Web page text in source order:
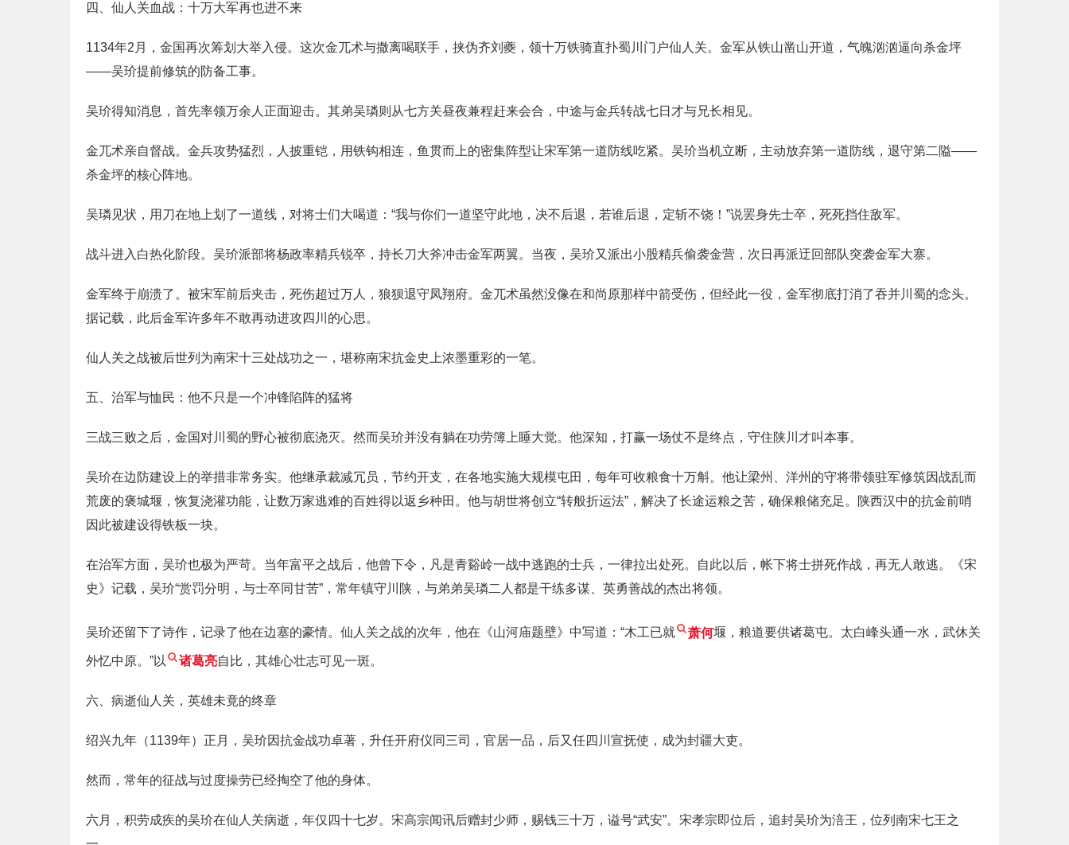
四、仙人关血战：十万大军再也进不来
1134年2月，金国再次筹划大举入侵。这次金兀术与撒离喝联手，挟伪齐刘夔，领十万铁骑直扑蜀川门户仙人关。金军从铁山凿山开道，气魄汹汹逼向杀金坪
——吴玠提前修筑的防备工事。
吴玠得知消息，首先率领万余人正面迎击。其弟吴璘则从七方关昼夜兼程赶来会合，中途与金兵转战七日才与兄长相见。
金兀术亲自督战。金兵攻势猛烈，人披重铠，用铁钩相连，鱼贯而上的密集阵型让宋军第一道防线吃紧。吴玠当机立断，主动放弃第一道防线，退守第二隘——
杀金坪的核心阵地。
吴璘见状，用刀在地上划了一道线，对将士们大喝道：“我与你们一道坚守此地，决不后退，若谁后退，定斩不饶！”说罢身先士卒，死死挡住敌军。
战斗进入白热化阶段。吴玠派部将杨政率精兵锐卒，持长刀大斧冲击金军两翼。当夜，吴玠又派出小股精兵偷袭金营，次日再派迂回部队突袭金军大寨。
金军终于崩溃了。被宋军前后夹击，死伤超过万人，狼狈退守凤翔府。金兀术虽然没像在和尚原那样中箭受伤，但经此一役，金军彻底打消了吞并川蜀的念头。
据记载，此后金军许多年不敢再动进攻四川的心思。
仙人关之战被后世列为南宋十三处战功之一，堪称南宋抗金史上浓墨重彩的一笔。
五、治军与恤民：他不只是一个冲锋陷阵的猛将
三战三败之后，金国对川蜀的野心被彻底浇灭。然而吴玠并没有躺在功劳簿上睡大觉。他深知，打赢一场仗不是终点，守住陕川才叫本事。
吴玠在边防建设上的举措非常务实。他继承裁减冗员，节约开支，在各地实施大规模屯田，每年可收粮食十万斛。他让梁州、洋州的守将带领驻军修筑因战乱而
荒废的褒城堰，恢复浇灌功能，让数万家逃难的百姓得以返乡种田。他与胡世将创立“转般折运法”，解决了长途运粮之苦，确保粮储充足。陕西汉中的抗金前哨
因此被建设得铁板一块。
在治军方面，吴玠也极为严苛。当年富平之战后，他曾下令，凡是青谿岭一战中逃跑的士兵，一律拉出处死。自此以后，帐下将士拼死作战，再无人敢逃。《宋
史》记载，吴玠“赏罚分明，与士卒同甘苦”，常年镇守川陕，与弟弟吴璘二人都是干练多谋、英勇善战的杰出将领。
吴玠还留下了诗作，记录了他在边塞的豪情。仙人关之战的次年，他在《山河庙题壁》中写道：“木工已就 萧何堰，粮道要供诸葛屯。太白峰头通一水，武休关
外忆中原。”以 诸葛亮自比，其雄心壮志可见一斑。
六、病逝仙人关，英雄未竟的终章
绍兴九年（1139年）正月，吴玠因抗金战功卓著，升任开府仪同三司，官居一品，后又任四川宣抚使，成为封疆大吏。
然而，常年的征战与过度操劳已经掏空了他的身体。
六月，积劳成疾的吴玠在仙人关病逝，年仅四十七岁。宋高宗闻讯后赠封少师，赐钱三十万，谥号“武安”。宋孝宗即位后，追封吴玠为涪王，位列南宋七王之